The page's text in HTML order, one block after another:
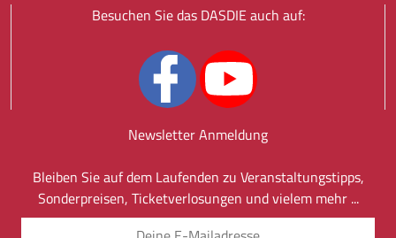
Besuchen Sie das DASDIE auch auf:
Newsletter Anmeldung
Bleiben Sie auf dem Laufenden zu Veranstaltungstipps,
Sonderpreisen, Ticketverlosungen und vielem mehr ...